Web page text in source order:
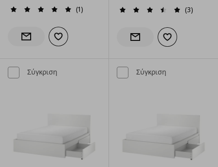
(1)
Ενημέρωση διαθεσιμότητας
Προσθήκη στα αγαπημένα
(3)
Ενημέρωση διαθεσιμότητας
Προσθήκη στα
Σύγκριση Σύγκριση